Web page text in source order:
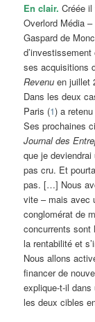
En clair. Créée
Overlord Média
Gaspard de
ses acquisitions
Revenu en juillet
Dans les deux
Paris (1) a retenu
Ses prochaines
Journal des
que je
pas cru. Et
pas. […] Nous
vite – mais avec
conglomérat de
concurrents sont
la rentabilité et
Nous allons
financer de
explique-t-il
les deux cibles